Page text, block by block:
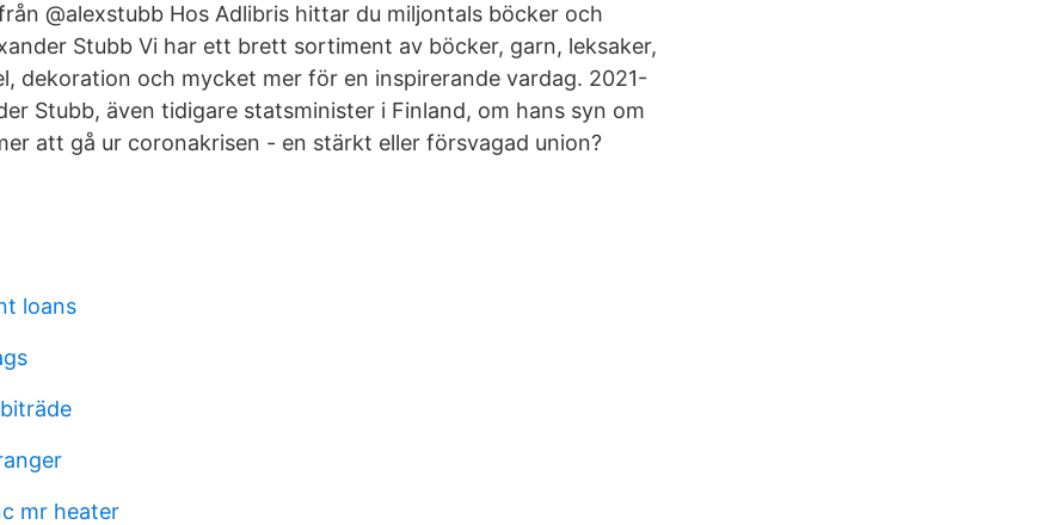
@alexstubb Hos Adlibris hittar du miljontals böcker och
Stubb Vi har ett brett sortiment av böcker, garn, leksaker,
dekoration och mycket mer för en inspirerande vardag. 2021-
Stubb, även tidigare statsminister i Finland, om hans syn om
att gå ur coronakrisen - en stärkt eller försvagad union?
loans
mr heater